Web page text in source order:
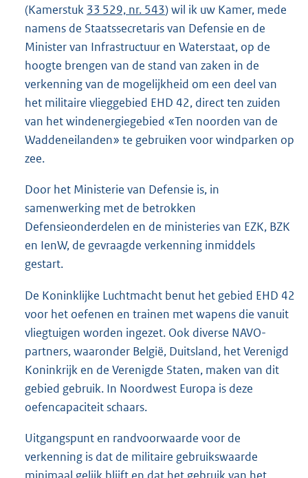
(Kamerstuk 33 529, nr. 543) wil ik uw Kamer, mede
namens de Staatssecretaris van Defensie en de
Minister van Infrastructuur en Waterstaat, op de
hoogte brengen van de stand van zaken in de
verkenning van de mogelijkheid om een deel van
het militaire vlieggebied EHD 42, direct ten zuiden
van het windenergiegebied «Ten noorden van de
Waddeneilanden» te gebruiken voor windparken op
zee.
Door het Ministerie van Defensie is, in
samenwerking met de betrokken
Defensieonderdelen en de ministeries van EZK, BZK
en IenW, de gevraagde verkenning inmiddels
gestart.
De Koninklijke Luchtmacht benut het gebied EHD 42
voor het oefenen en trainen met wapens die vanuit
vliegtuigen worden ingezet. Ook diverse NAVO-
partners, waaronder België, Duitsland, het Verenigd
Koninkrijk en de Verenigde Staten, maken van dit
gebied gebruik. In Noordwest Europa is deze
oefencapaciteit schaars.
Uitgangspunt en randvoorwaarde voor de
verkenning is dat de militaire gebruikswaarde
minimaal gelijk blijft en dat het gebruik van het